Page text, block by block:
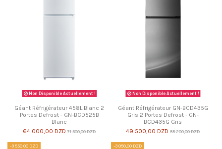
Non Disponible Actuellement !
Géant Réfrigérateur 458L Blanc 2
Portes Defrost - GN-BCD525B
Blanc
64 000,00 DZD 71 300,00 DZD
Non Disponible Actuellement !
Géant Réfrigérateur GN-BCD435G
Gris 2 Portes Defrost - GN-
BCD435G Gris
49 500,00 DZD 55 200,00 DZD
-3 550,00 DZD -3 050,00 DZD